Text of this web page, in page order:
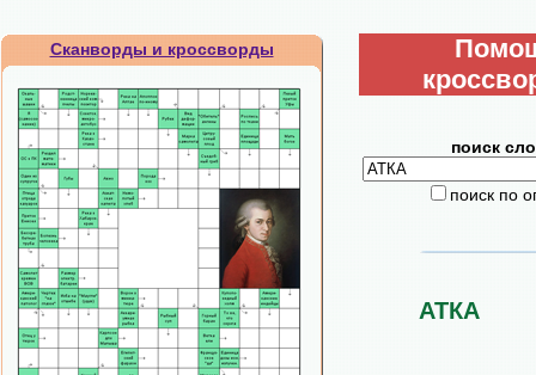
Сканворды и кроссворды
поиск
поиск по
АТКА